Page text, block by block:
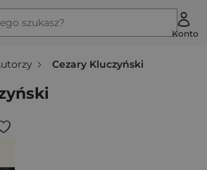
szukasz?
Konto
Cezary Kluczyński